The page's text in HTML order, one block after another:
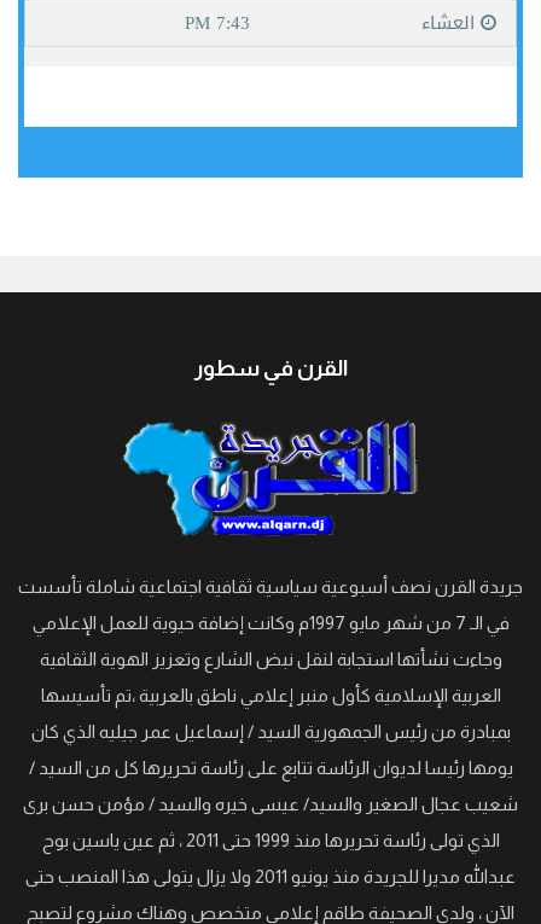
القرن في سطور
جريدة القرن نصف أسبوعية سياسية ثقافية اجتماعية شاملة تأسست
في الـ 7 من شهر مايو 1997م وكانت إضافة حيوية للعمل الإعلامي
وجاءت نشأتها استجابة لنقل نبض الشارع وتعزيز الهوية الثقافية
العربية الإسلامية كأول منبر إعلامي ناطق بالعربية ،تم تأسيسها
بمبادرة من رئيس الجمهورية السيد / إسماعيل عمر جيليه الذي كان
يومها رئيسا لديوان الرئاسة تتابع على رئاسة تحريرها كل من السيد /
شعيب عجال الصغير والسيد/ عيسى خيره والسيد / مؤمن حسن برى
الذي تولى رئاسة تحريرها منذ 1999 حتى 2011 ، ثم عين ياسين بوح
عبدالله مديرا للجريدة منذ يونيو 2011 ولا يزال يتولى هذا المنصب حتى
الآن ، ولدى الصحيفة طاقم إعلامي متخصص وهناك مشروع لتصبح